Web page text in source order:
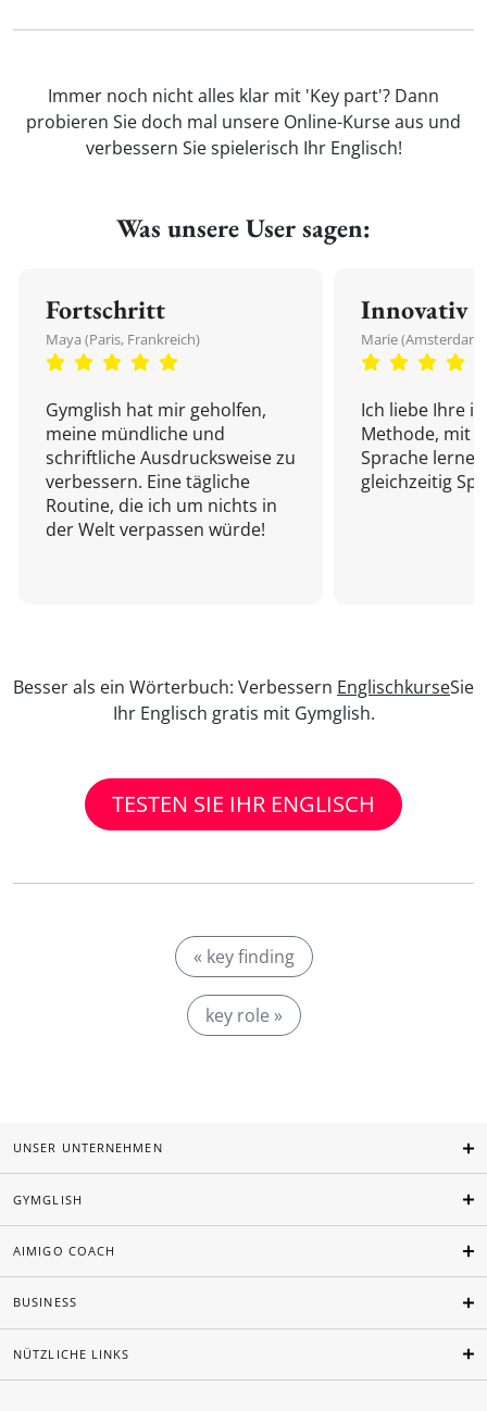
Immer noch nicht alles klar mit 'Key part'? Dann
probieren Sie doch mal unsere Online-Kurse aus und
verbessern Sie spielerisch Ihr Englisch!
Was unsere User sagen:
Fortschritt
Maya (Paris, Frankreich)
Gymglish hat mir geholfen,
meine mündliche und
schriftliche Ausdrucksweise zu
verbessern. Eine tägliche
Routine, die ich um nichts in
der Welt verpassen würde!
Innovativ
Marie
Ich liebe Ihre
Methode, mit
Sprache
gleichzeitig
Besser als ein Wörterbuch: Verbessern EnglischkurseSie
Ihr Englisch gratis mit Gymglish.
TESTEN SIE IHR ENGLISCH
« key finding
key role »
UNSER UNTERNEHMEN
GYMGLISH
AIMIGO COACH
BUSINESS
NÜTZLICHE LINKS